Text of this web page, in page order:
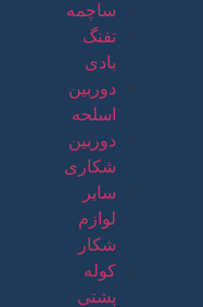
ساچمه
تفنگ
بادی
دوربین
اسلحه
دوربین
شکاری
سایر
لوازم
شکار
کوله
پشتی